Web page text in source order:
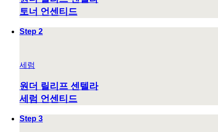
토너 언센티드
Step 2
세럼
원더 릴리프 센텔라
세럼 언센티드
Step 3